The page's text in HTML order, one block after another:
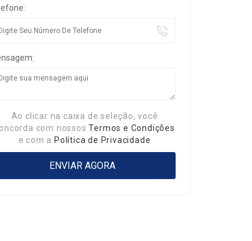
Ao clicar na caixa de seleção, você
com nossosTermos e Condições
e com a Política de Privacidade